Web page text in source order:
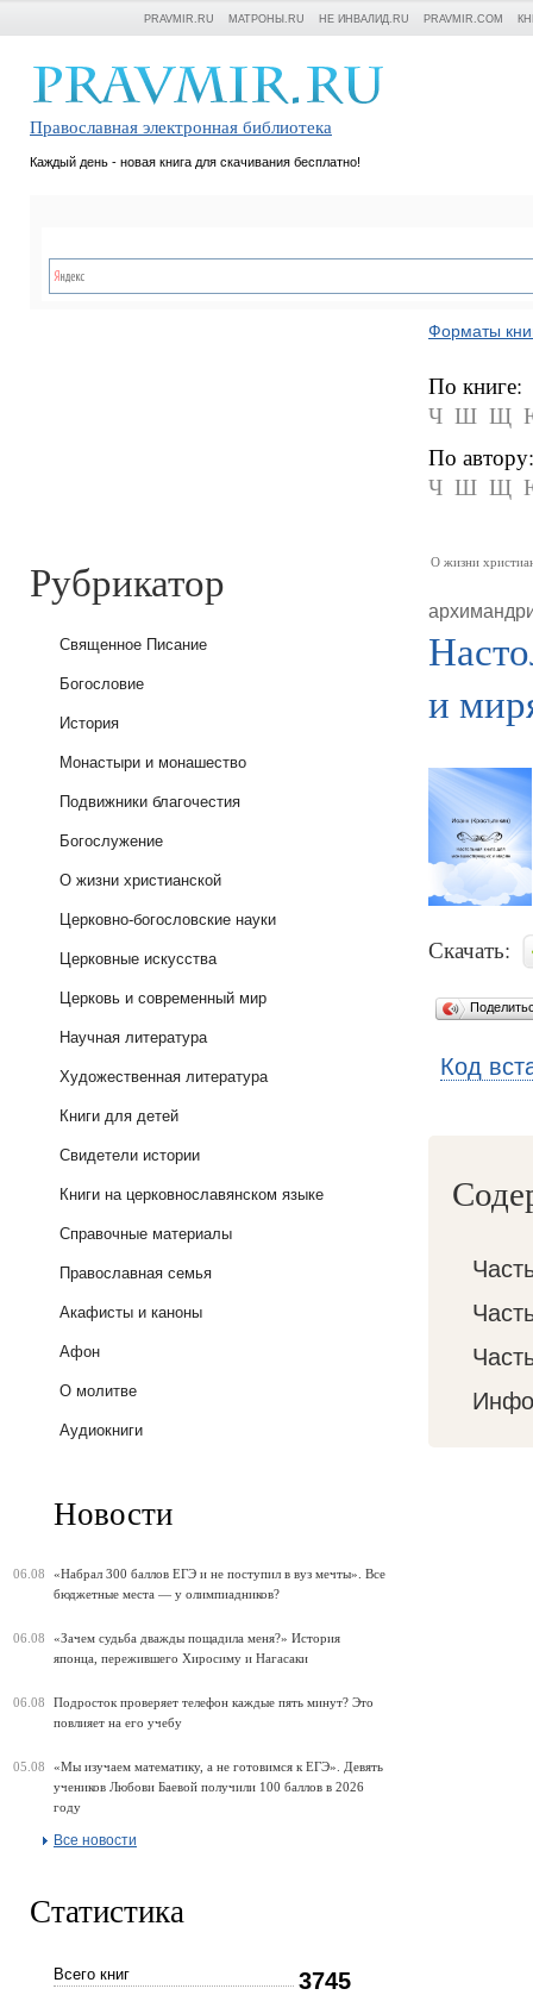
PRAVMIR.RU МАТРОНЫ.RU НЕ ИНВАЛИД.RU PRAVMIR.COM
Православная электронная библиотека
Каждый день - новая книга для скачивания бесплатно!
Форматы
По книге:
Ч Ш Щ
По автору:
Ч Ш Щ
Рубрикатор
Священное Писание
Богословие
История
Монастыри и монашество
Подвижники благочестия
Богослужение
О жизни христианской
Церковно-богословские науки
Церковные искусства
Церковь и современный мир
Научная литература
Художественная литература
Книги для детей
Свидетели истории
Книги на церковнославянском языке
Справочные материалы
Православная семья
Акафисты и каноны
Афон
О молитве
Аудиокниги
Новости
06.08
«Набрал 300 баллов ЕГЭ и не поступил в вуз мечты». Все
бюджетные места — у олимпиадников?
06.08
«Зачем судьба дважды пощадила меня?» История
японца, пережившего Хиросиму и Нагасаки
06.08
Подросток проверяет телефон каждые пять минут? Это
повлияет на его учебу
05.08
«Мы изучаем математику, а не готовимся к ЕГЭ». Девять
учеников Любови Баевой получили 100 баллов в 2026
году
Все новости
Статистика
3745
Всего книг
О жизни
и
Скачать:
Код